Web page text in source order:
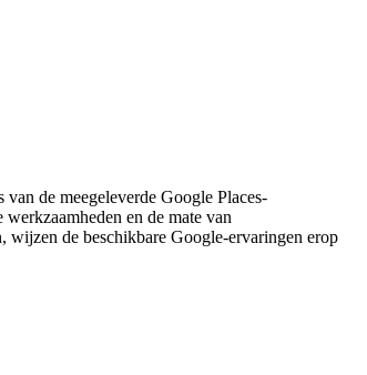
de meegeleverde Google Places-
en de mate van
wijzen de beschikbare Google-ervaringen erop